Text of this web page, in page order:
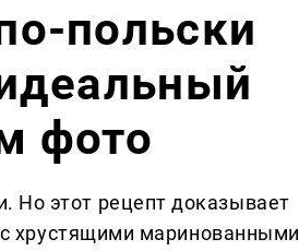
польски
фото
Но этот рецепт доказывает
хрустящими маринованными